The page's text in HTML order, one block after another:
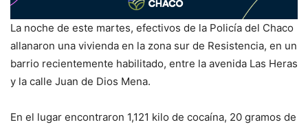
La noche de este martes, efectivos de la Policía del Chaco
allanaron una vivienda en la zona sur de Resistencia, en un
barrio recientemente habilitado, entre la avenida Las Heras
y la calle Juan de Dios Mena.
En el lugar encontraron 1,121 kilo de cocaína, 20 gramos de